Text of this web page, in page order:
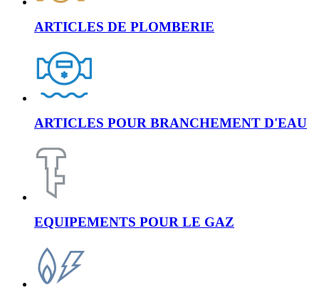
ARTICLES DE PLOMBERIE
ARTICLES POUR BRANCHEMENT D'EAU
EQUIPEMENTS POUR LE GAZ